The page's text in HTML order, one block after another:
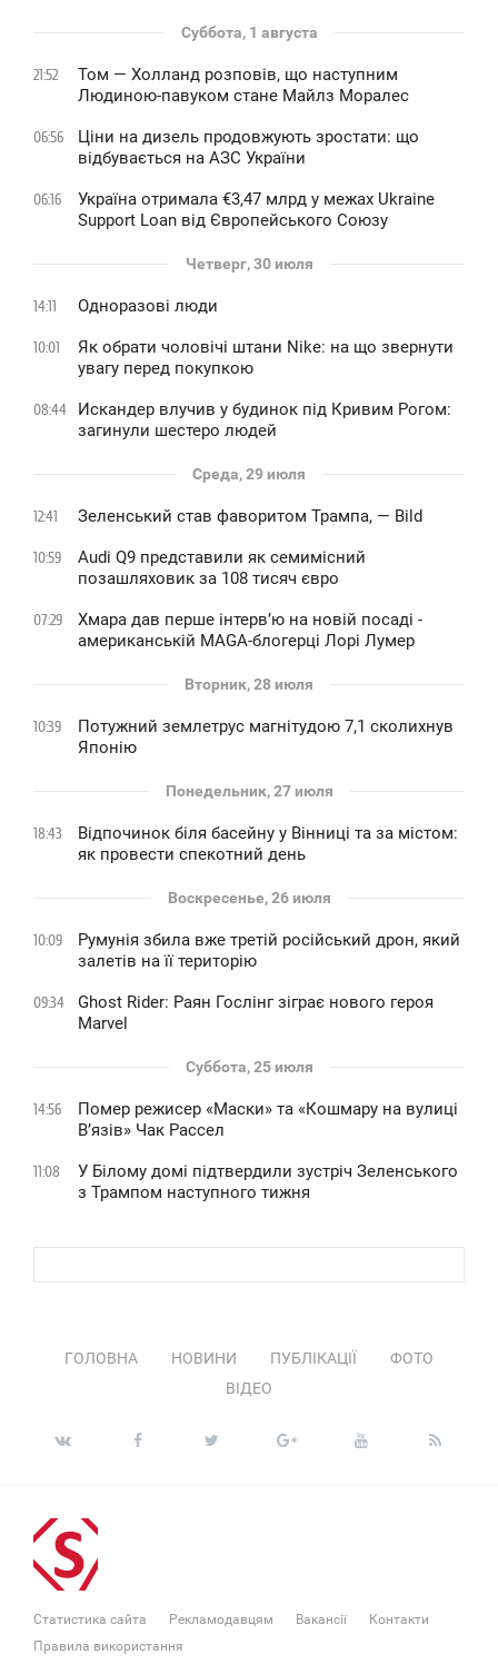
Суббота, 1 августа
21:52
Том — Холланд розповів, що наступним
Людиною-павуком стане Майлз Моралес
06:56
Ціни на дизель продовжують зростати: що
відбувається на АЗС України
06:16
Україна отримала €3,47 млрд у межах Ukraine
Support Loan від Європейського Союзу
Четверг, 30 июля
14:11 Одноразові люди
10:01
Як обрати чоловічі штани Nike: на що звернути
увагу перед покупкою
08:44
Искандер влучив у будинок під Кривим Рогом:
загинули шестеро людей
Среда, 29 июля
12:41 Зеленський став фаворитом Трампа, — Bild
10:59
Audi Q9 представили як семимісний
позашляховик за 108 тисяч євро
07:29
Хмара дав перше інтервʼю на новій посаді -
американській MAGA-блогерці Лорі Лумер
Вторник, 28 июля
10:39
Потужний землетрус магнітудою 7,1 сколихнув
Японію
Понедельник, 27 июля
18:43
Відпочинок біля басейну у Вінниці та за містом:
як провести спекотний день
Воскресенье, 26 июля
10:09
Румунія збила вже третій російський дрон, який
залетів на її територію
09:34
Ghost Rider: Раян Гослінг зіграє нового героя
Marvel
Суббота, 25 июля
14:56
Помер режисер «Маски» та «Кошмару на вулиці
В’язів» Чак Рассел
11:08
У Білому домі підтвердили зустріч Зеленського
з Трампом наступного тижня
ГОЛОВНА НОВИНИ ПУБЛІКАЦІЇ
ФОТО
ВІДЕО
Статистика сайта Рекламодавцям Вакансії
Контакти
Правила використання